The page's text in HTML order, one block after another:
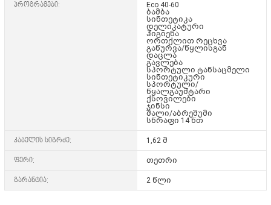
პროგრამები:
Eco 40-60
ბამბა
სინთეტიკა
დელიკატური
ჰიგიენა
ორთქლით რეცხვა
გაწურვა/წყლისგან
დაცლა
გავლება
სპორტული ტანსაცმელი
სინთეტიკური
სპორტული/
წყალგაუმტარი
ქსოვილები
ჯინსი
შალი/აბრეშუმი
სწრაფი 14 წთ
კაბელის სიგრძე: 1,62 მ
ფერი: თეთრი
გარანტია: 2 წლი